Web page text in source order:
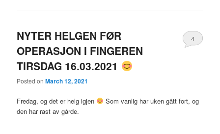
NYTER HELGEN FØR
OPERASJON I FINGEREN
TIRSDAG 16.03.2021
Posted onMarch 12, 2021
4
Fredag, og det er helg igjen
Som vanlig har uken gått fort, og
den har rast av gårde.